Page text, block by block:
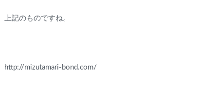
上記のものですね。
http://mizutamari-bond.com/